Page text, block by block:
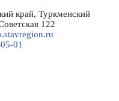
край, Туркменский
122
01